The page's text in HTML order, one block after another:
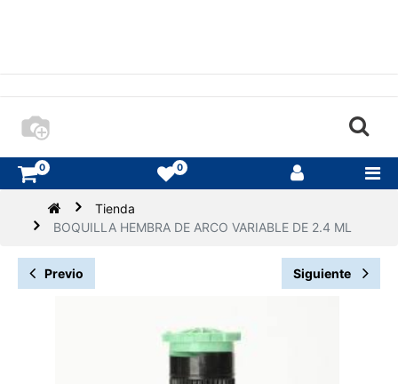
0 0
Tienda
BOQUILLA HEMBRA DE ARCO VARIABLE DE 2.4 ML
Previo Siguiente